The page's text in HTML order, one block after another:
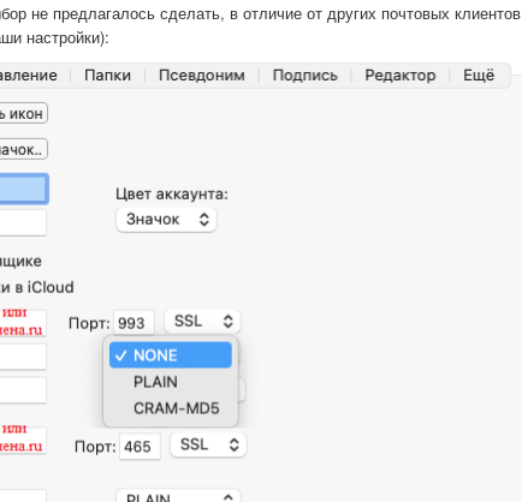
не предлагалось сделать, в отличие от других почтовых клиентов
настройки):